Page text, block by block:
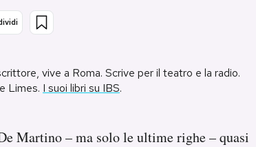
vive a Roma. Scrive per il teatro e la radio.
Limes. I suoi libri su IBS.
Martino – ma solo le ultime righe – quasi